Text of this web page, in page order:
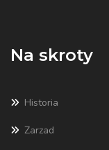
Na skroty
Historia
Zarzad